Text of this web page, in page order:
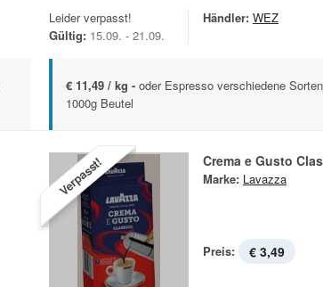
Leider verpasst!
Gültig: 15.09. - 21.09.
Händler: WEZ
€ 11,49 / kg - oder Espresso verschiedene
1000g Beutel
Verpasst! Crema e Gusto
Marke: Lavazza
Preis: € 3,49